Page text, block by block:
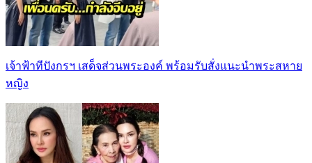
เจ้าฟ้าทีปังกรฯ เสด็จส่วนพระองค์ พร้อมรับสั่งแนะนำพระสหาย
หญิง